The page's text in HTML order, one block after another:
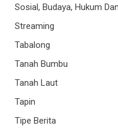
Sosial, Budaya, Hukum
Streaming
Tabalong
Tanah Bumbu
Tanah Laut
Tapin
Tipe Berita